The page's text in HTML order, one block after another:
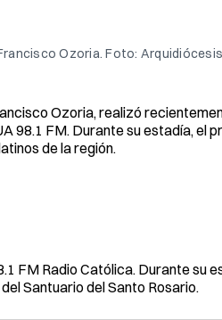
Ozoria. Foto:
Ozoria, realizó
98.1 FM. Durante su estadía, el
de la región.
FM Radio Católica. Durante su
Santuario del Santo Rosario.